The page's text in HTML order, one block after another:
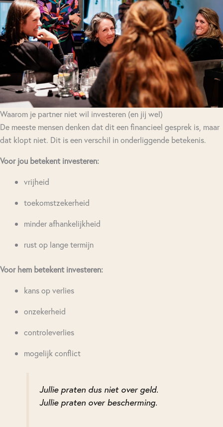
Waarom je partner niet wil investeren (en jij wel)
De meeste mensen denken dat dit een financieel gesprek is, maar
dat klopt niet. Dit is een verschil in onderliggende betekenis.
Voor jou betekent investeren:
vrijheid
toekomstzekerheid
minder afhankelijkheid
rust op lange termijn
Voor hem betekent investeren:
kans op verlies
onzekerheid
controleverlies
mogelijk conflict
Jullie praten dus niet over geld.
Jullie praten over bescherming.